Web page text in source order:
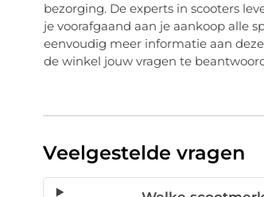
bezorging. De experts in scooters
je voorafgaand aan je aankoop alle
eenvoudig meer informatie aan
de winkel jouw vragen te
Veelgestelde vragen